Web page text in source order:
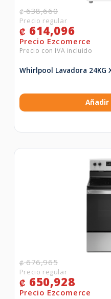
₡638,660
₡ 614,096
Whirlpool Lavadora
₡676,965
₡ 650,928